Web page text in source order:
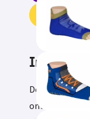
De Sweakers
ontwikkeld